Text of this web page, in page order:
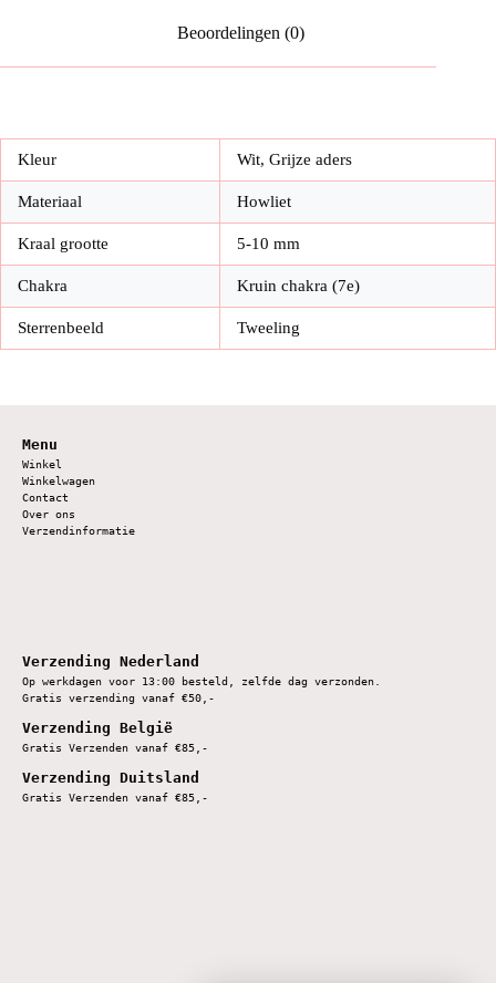
Beoordelingen (0)
Kleur Wit, Grijze aders
Materiaal Howliet
Kraal grootte 5-10 mm
Chakra Kruin chakra (7e)
Sterrenbeeld Tweeling
Menu
Winkel
Winkelwagen
Contact
Over ons
Verzendinformatie
Verzending Nederland
Op werkdagen voor 13:00 besteld, zelfde dag verzonden.
Gratis verzending vanaf €50,-
Verzending België
Gratis Verzenden vanaf €85,-
Verzending Duitsland
Gratis Verzenden vanaf €85,-